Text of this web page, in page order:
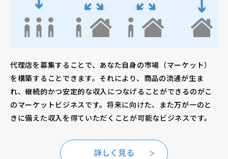
代理店を募集することで、あなた自身の市場（マーケット）
を構築することできます。それにより、商品の流通が生ま
れ、継続的かつ安定的な収入につなげることができるのがこ
のマーケットビジネスです。将来に向けた、また万が一のと
きに備えた収入を得ていただくことが可能なビジネスです。
詳しく見る